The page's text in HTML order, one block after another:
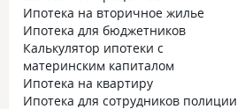
Ипотека на вторичное жилье
Ипотека для бюджетников
Калькулятор ипотеки с
материнским капиталом
Ипотека на квартиру
Ипотека для сотрудников полиции